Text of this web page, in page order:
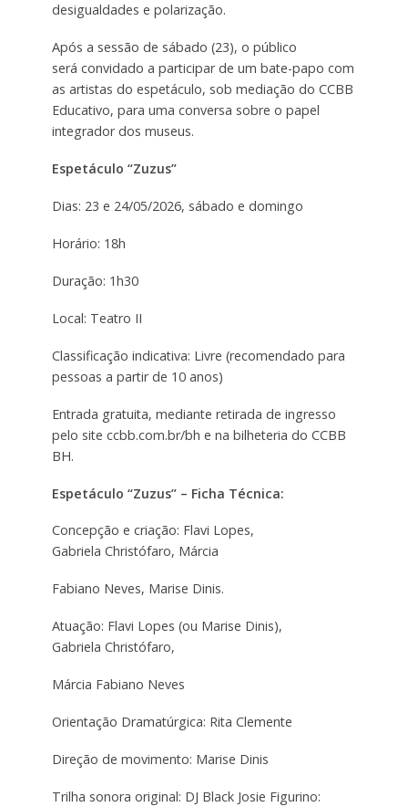
desigualdades e polarização.
Após a sessão de sábado (23), o público
será convidado a participar de um bate-papo com
as artistas do espetáculo, sob mediação do CCBB
Educativo, para uma conversa sobre o papel
integrador dos museus.
Espetáculo “Zuzus”
Dias: 23 e 24/05/2026, sábado e domingo
Horário: 18h
Duração: 1h30
Local: Teatro II
Classificação indicativa: Livre (recomendado para
pessoas a partir de 10 anos)
Entrada gratuita, mediante retirada de ingresso
pelo site ccbb.com.br/bh e na bilheteria do CCBB
BH.
Espetáculo “Zuzus” – Ficha Técnica:
Concepção e criação: Flavi Lopes,
Gabriela Christófaro, Márcia
Fabiano Neves, Marise Dinis.
Atuação: Flavi Lopes (ou Marise Dinis),
Gabriela Christófaro,
Márcia Fabiano Neves
Orientação Dramatúrgica: Rita Clemente
Direção de movimento: Marise Dinis
Trilha sonora original: DJ Black Josie Figurino: